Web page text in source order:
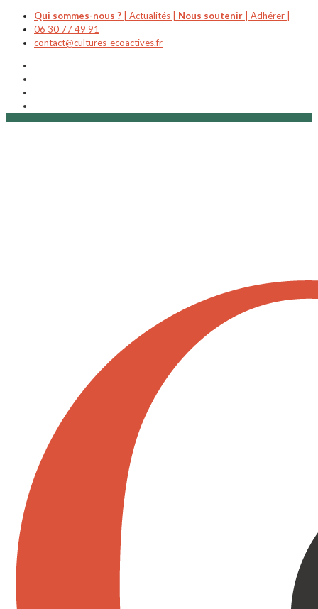
Qui sommes-nous ? Actualités | Nous soutenir
Adhérer |
06 30 77 49 91
contact@cultures-ecoactives.fr